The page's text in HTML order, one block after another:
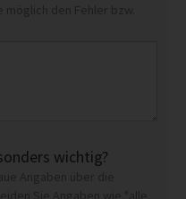
wichtig?